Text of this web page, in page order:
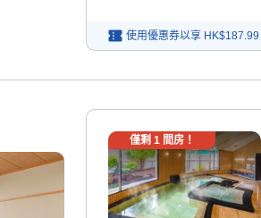
使用優惠券以享 HK$187.99
僅剩 1間房！